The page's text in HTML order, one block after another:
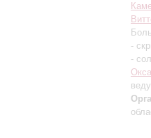
-
-